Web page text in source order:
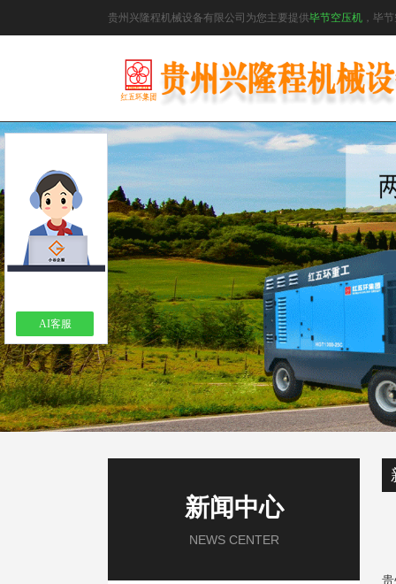
贵州兴隆程机械设备有限公司为您主要提供毕节空压机 ，毕
新闻中心
NEWS CENTER
AI客服